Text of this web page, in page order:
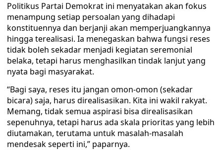
Politikus Partai Demokrat ini menyatakan akan fokus
menampung setiap persoalan yang dihadapi
konstituennya dan berjanji akan memperjuangkannya
hingga terealisasi. Ia menegaskan bahwa fungsi reses
tidak boleh sekadar menjadi kegiatan seremonial
belaka, tetapi harus menghasilkan tindak lanjut yang
nyata bagi masyarakat.
“Bagi saya, reses itu jangan omon-omon (sekadar
bicara) saja, harus direalisasikan. Kita ini wakil rakyat.
Memang, tidak semua aspirasi bisa direalisasikan
sepenuhnya, tetapi harus ada skala prioritas yang lebih
diutamakan, terutama untuk masalah-masalah
mendesak seperti ini,” paparnya.